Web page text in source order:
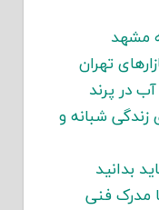
مشهد
تهران
در پرند
زندگی شبانه و
بدانید
مدرک فنی